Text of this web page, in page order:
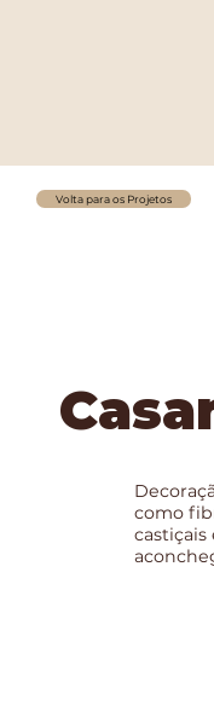
como
Volta para os Projetos